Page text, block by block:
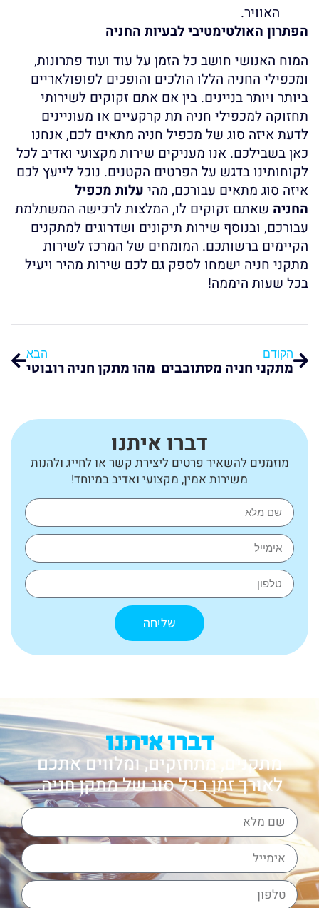
האוויר.
הפתרון האולטימטיבי לבעיות החניה
המוח האנושי חושב כל הזמן על עוד ועוד פתרונות,
ומכפילי החניה הללו הולכים והופכים לפופולאריים
ביותר ויותר בניינים. בין אם אתם זקוקים לשירותי
תחזוקה למכפילי חניה תת קרקעיים או מעוניינים
לדעת איזה סוג של מכפיל חניה מתאים לכם, אנחנו
כאן בשבילכם. אנו מעניקים שירות מקצועי ואדיב לכל
לקוחותינו בדגש על הפרטים הקטנים. נוכל לייעץ לכם
איזה סוג מתאים עבורכם, מהי עלות מכפיל
החניה שאתם זקוקים לו, המלצות לרכישה המשתלמת
עבורכם, ובנוסף שירות תיקונים ושדרוגים למתקנים
הקיימים ברשותכם. המומחים של המרכז לשירות
מתקני חניה ישמחו לספק גם לכם שירות מהיר ויעיל
בכל שעות היממה!
הקודם
מתקני חניה מסתובבים
הבא
מהו מתקן חניה רובוטי
דברו איתנו
מוזמנים להשאיר פרטים ליצירת קשר או לחייג ולהנות
משירות אמין, מקצועי ואדיב במיוחד!
שליחה
דברו איתנו
מתקנים, מתחזקים, ומלווים אתכם
לאורך זמן בכל סוג של מתקן חניה.